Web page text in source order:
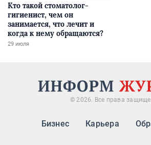
Кто такой стоматолог-
гигиенист, чем он
занимается, что лечит и
когда к нему обращаются?
29 июля
© 2026. Все права
Бизнес Карьера